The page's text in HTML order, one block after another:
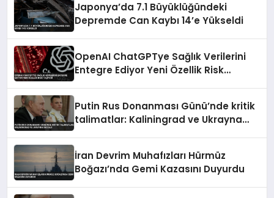
Japonya’da 7.1 Büyüklüğündeki
Depremde Can Kaybı 14’e Yükseldi
OpenAI ChatGPTye Sağlık Verilerini
Entegre Ediyor Yeni Özellik Risk
Putin Rus Donanması Günü’nde kritik
talimatlar: Kaliningrad ve Ukrayna
İran Devrim Muhafızları Hürmüz
Boğazı’nda Gemi Kazasını Duyurdu